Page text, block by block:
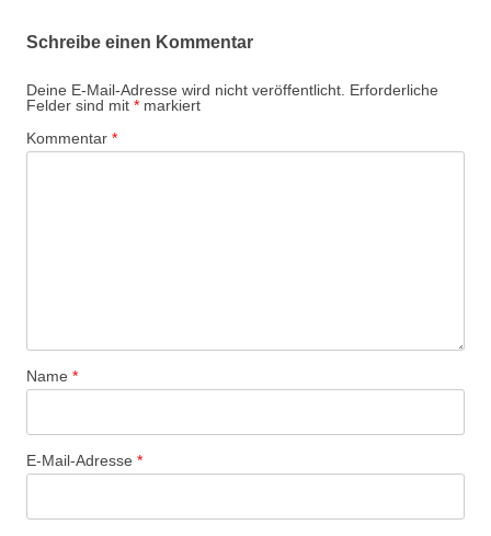
Schreibe einen Kommentar
Deine E-Mail-Adresse wird nicht veröffentlicht. Erforderliche
Felder sind mit * markiert
Kommentar *
Name *
E-Mail-Adresse *